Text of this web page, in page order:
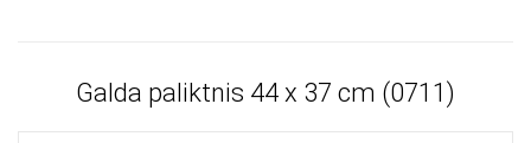
Galda paliktnis 44 х 37 cm (0711)